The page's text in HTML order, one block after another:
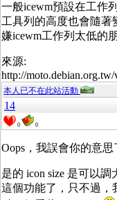
一般icewm預設在工作
工具列的高度也會隨著
嫌icewm工作列太低的
來源:
http://
本人已不在此站活動
14
0 0
Oops，我誤會你的意思
是的 icon size 是可以
這個功能了，只不過，